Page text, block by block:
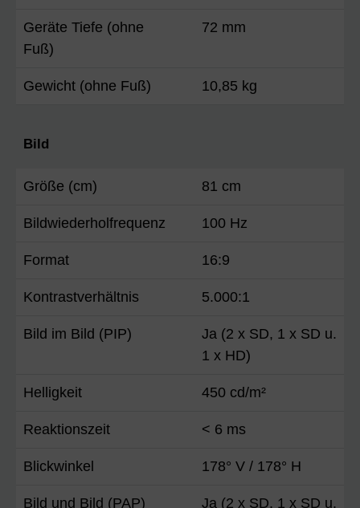
Geräte Tiefe (ohne
Fuß)
72 mm
Gewicht (ohne Fuß) 10,85 kg
Bild
Größe (cm) 81 cm
Bildwiederholfrequenz 100 Hz
Format 16:9
Kontrastverhältnis 5.000:1
Bild im Bild (PIP)
Ja (2 x SD, 1 x SD u.
1 x HD)
Helligkeit 450 cd/m²
Reaktionszeit < 6 ms
Blickwinkel 178° V / 178° H
Bild und Bild (PAP)
Ja (2 x SD, 1 x SD u.